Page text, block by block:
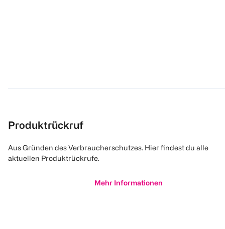
Produktrückruf
Aus Gründen des Verbraucherschutzes. Hier findest du alle
aktuellen Produktrückrufe.
Mehr Informationen